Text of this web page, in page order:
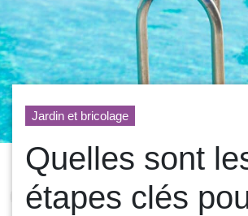
Jardin et bricolage
Quelles sont
étapes clés